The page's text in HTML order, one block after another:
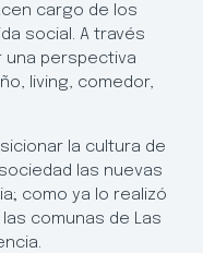
cargo de los
social. A través
una perspectiva
living, comedor,
la cultura de
las nuevas
como ya lo realizó
comunas de Las